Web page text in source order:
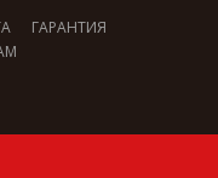
ГАРАНТИЯ